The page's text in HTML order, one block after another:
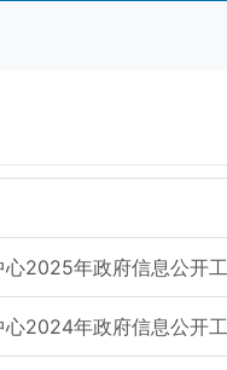
心2025年政府信息公开
心2024年政府信息公